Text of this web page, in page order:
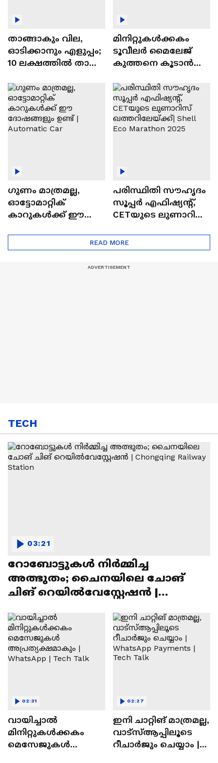
താങ്ങാകും വില,
ഓടിക്കാനും എളുപ്പം;
10 ലക്ഷത്തിൽ താഴെ
ഓട്ടോമാറ്റിക്ക്
എസ്‍യുവികൾ
മിനിറ്റുകൾക്കകം
ടൂവീലർ മൈലേജ്
കുത്തനെ കൂടാൻ
ഗുണം മാത്രമല്ല,
ഓട്ടോമാറ്റിക്
കാറുകൾക്ക് ഈ
പരിസ്ഥിതി സൗഹൃദം
സൂപ്പർ എഫിഷ്യന്റ്,
CETയുടെ ലുണാറിസ്
Eco Marathon 2025
READ MORE
TECH
റോബോട്ടുകൾ നിർമ്മിച്ച
അത്ഭുതം; ചൈനയിലെ ചോങ്
ചിങ് റെയിൽവേസ്റ്റേഷൻ |
03:21
വായിച്ചാൽ
മിനിറ്റുകൾക്കകം
മെസേജുകള്‍
02:31
ഇനി ചാറ്റിങ് മാത്രമല്ല,
വാട്‌സ്‌ആപ്പിലൂടെ
റീചാർജും ചെയ്യാം |
02:27